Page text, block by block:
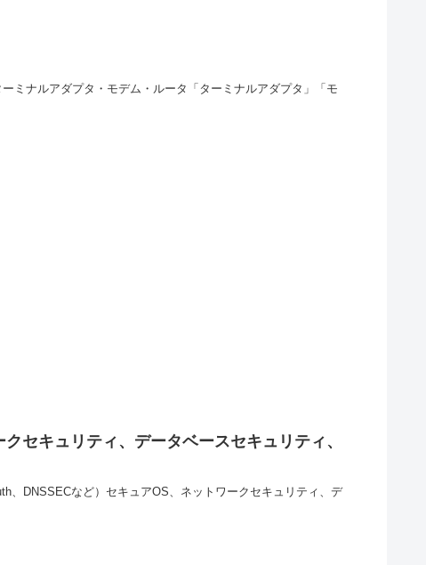
ミナルアダプタ・モデム・ルータ「ターミナルアダプタ」「モ
セキュリティ、データベースセキュリティ、
、DNSSECなど）セキュアOS、ネットワークセキュリティ、デ